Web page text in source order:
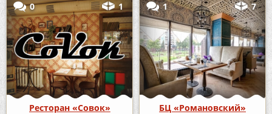
0 1
Ресторан «Совок»
1 7
БЦ «Романовский»